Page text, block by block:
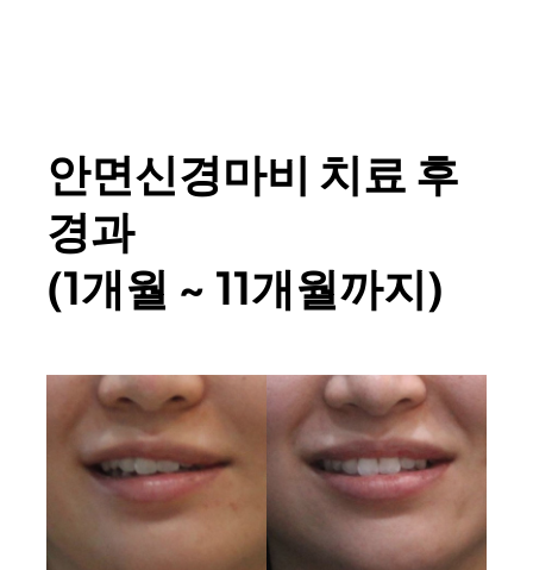
안면신경마비 치료 후
경과
(1개월 ~ 11개월까지)